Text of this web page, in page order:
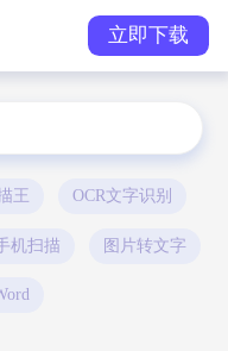
立即下载
王 OCR文字识别
机扫描 图片转文字